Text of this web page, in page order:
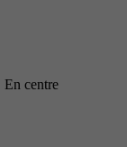
En centre